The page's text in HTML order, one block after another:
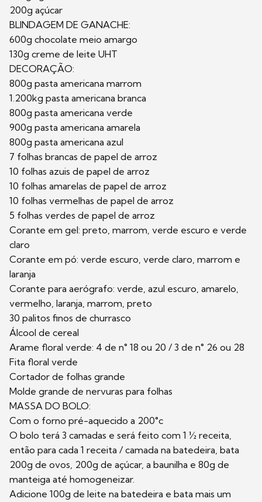
200g açúcar
BLINDAGEM DE GANACHE:
600g chocolate meio amargo
130g creme de leite UHT
DECORAÇÃO:
800g pasta americana marrom
1.200kg pasta americana branca
800g pasta americana verde
900g pasta americana amarela
800g pasta americana azul
7 folhas brancas de papel de arroz
10 folhas azuis de papel de arroz
10 folhas amarelas de papel de arroz
10 folhas vermelhas de papel de arroz
5 folhas verdes de papel de arroz
Corante em gel: preto, marrom, verde escuro e verde
claro
Corante em pó: verde escuro, verde claro, marrom e
laranja
Corante para aerógrafo: verde, azul escuro, amarelo,
vermelho, laranja, marrom, preto
30 palitos finos de churrasco
Álcool de cereal
Arame floral verde: 4 de n° 18 ou 20 / 3 de n° 26 ou 28
Fita floral verde
Cortador de folhas grande
Molde grande de nervuras para folhas
MASSA DO BOLO:
Com o forno pré-aquecido a 200°c
O bolo terá 3 camadas e será feito com 1 ½ receita,
então para cada 1 receita / camada na batedeira, bata
200g de ovos, 200g de açúcar, a baunilha e 80g de
manteiga até homogeneizar.
Adicione 100g de leite na batedeira e bata mais um